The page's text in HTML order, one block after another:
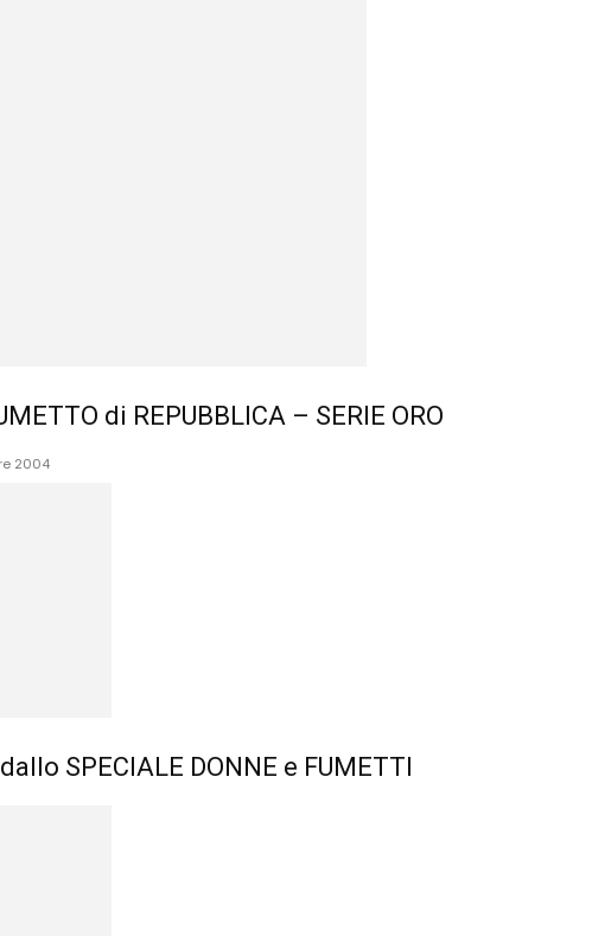
di REPUBBLICA – SERIE ORO
2004
SPECIALE DONNE e FUMETTI